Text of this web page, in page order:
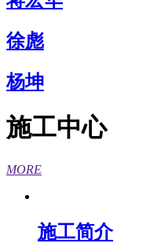
徐彪
杨坤
施工中心
MORE
施工简介